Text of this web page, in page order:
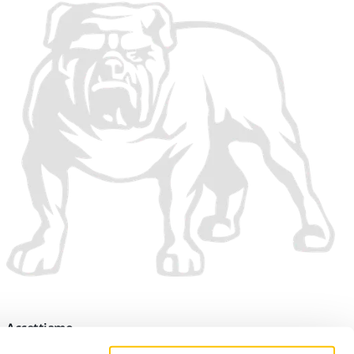
Accettiamo